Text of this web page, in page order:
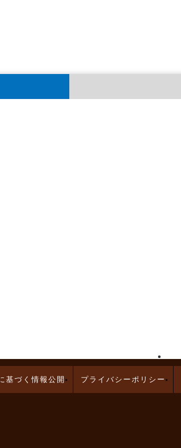
基づく情報公開 プライバシーポリシー